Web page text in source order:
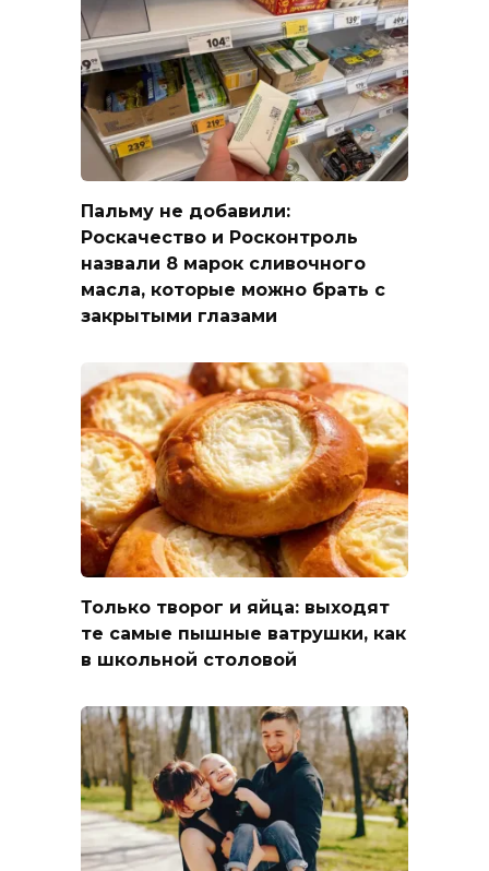
Пальму не добавили:
Роскачество и Росконтроль
назвали 8 марок сливочного
масла, которые можно брать с
закрытыми глазами
Только творог и яйца: выходят
те самые пышные ватрушки, как
в школьной столовой